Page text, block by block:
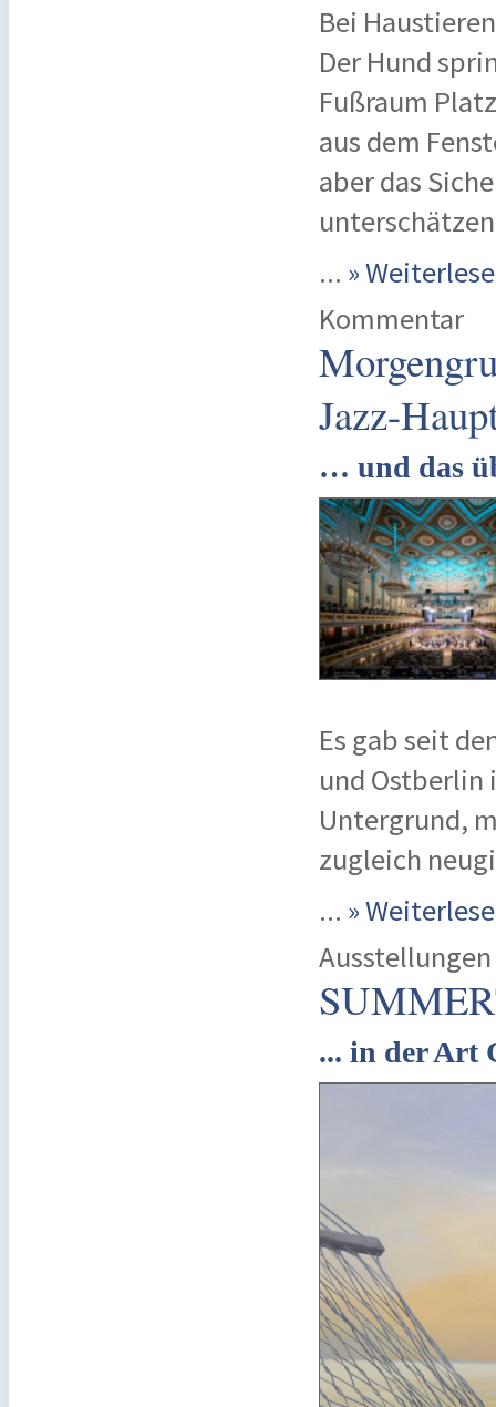
Bei
Der Hund
Fußraum
aus dem
aber das
... »
Kommentar
Jazz-
… und das
Es gab seit
und Ostberlin
Untergrund,
zugleich
... »
Ausstellungen
... in der Art